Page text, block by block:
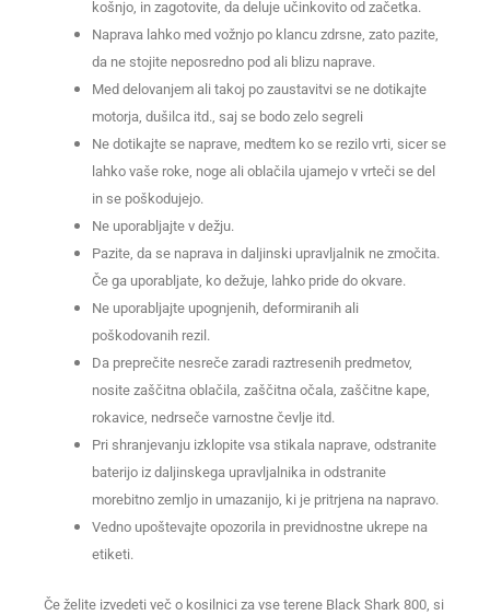
košnjo, in zagotovite, da deluje učinkovito od začetka.
Naprava lahko med vožnjo po klancu zdrsne, zato pazite,
da ne stojite neposredno pod ali blizu naprave.
Med delovanjem ali takoj po zaustavitvi se ne dotikajte
motorja, dušilca itd., saj se bodo zelo segreli
Ne dotikajte se naprave, medtem ko se rezilo vrti, sicer se
lahko vaše roke, noge ali oblačila ujamejo v vrteči se del
in se poškodujejo.
Ne uporabljajte v dežju.
Pazite, da se naprava in daljinski upravljalnik ne zmočita.
Če ga uporabljate, ko dežuje, lahko pride do okvare.
Ne uporabljajte upognjenih, deformiranih ali
poškodovanih rezil.
Da preprečite nesreče zaradi raztresenih predmetov,
nosite zaščitna oblačila, zaščitna očala, zaščitne kape,
rokavice, nedrseče varnostne čevlje itd.
Pri shranjevanju izklopite vsa stikala naprave, odstranite
baterijo iz daljinskega upravljalnika in odstranite
morebitno zemljo in umazanijo, ki je pritrjena na napravo.
Vedno upoštevajte opozorila in previdnostne ukrepe na
etiketi.
Če želite izvedeti več o kosilnici za vse terene Black Shark 800, si